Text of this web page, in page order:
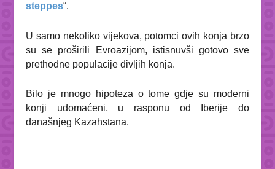
steppes“.
U samo nekoliko vijekova, potomci ovih konja brzo
su se proširili Evroazijom, istisnuvši gotovo sve
prethodne populacije divljih konja.
Bilo je mnogo hipoteza o tome gdje su moderni
konji udomaćeni, u rasponu od Iberije do
današnjeg Kazahstana.